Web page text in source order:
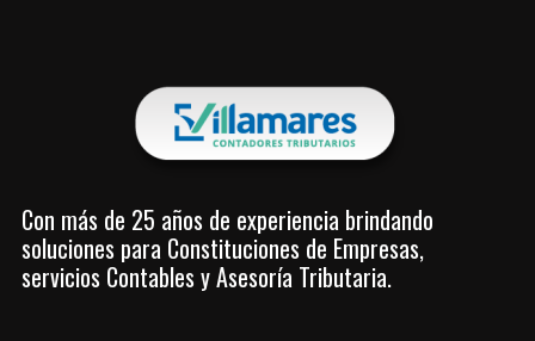
Con más de 25 años de experiencia brindando
soluciones para Constituciones de Empresas,
servicios Contables y Asesoría Tributaria.